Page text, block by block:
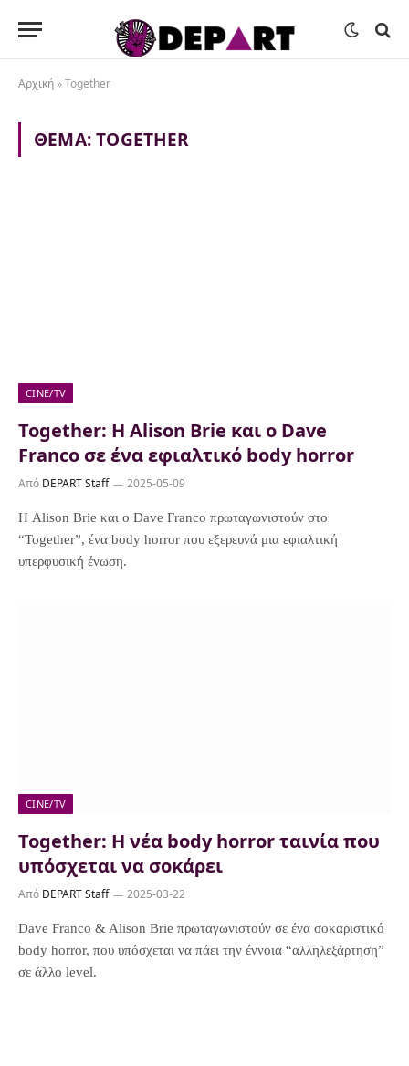
Αρχική »Together
ΘΈΜΑ:TOGETHER
CINE/TV
Together: Η Alison Brie και ο Dave
Franco σε ένα εφιαλτικό body horror
Από DEPART Staff 2025-05-09
Η Alison Brie και ο Dave Franco πρωταγωνιστούν στο
“Together”, ένα body horror που εξερευνά μια εφιαλτική
υπερφυσική ένωση.
CINE/TV
Together: Η νέα body horror ταινία που
υπόσχεται να σοκάρει
Από DEPART Staff 2025-03-22
Dave Franco & Alison Brie πρωταγωνιστούν σε ένα σοκαριστικό
body horror, που υπόσχεται να πάει την έννοια “αλληλεξάρτηση”
σε άλλο level.